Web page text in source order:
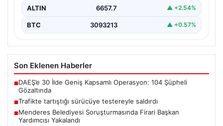
ALTIN 6657.7 ▲ +2.54%
BTC 3093213 ▲ +0.57%
Son Eklenen Haberler
■DAEŞ’e 30 İlde Geniş Kapsamlı Operasyon: 104 Şüpheli
Gözaltında
■Trafikte tartıştığı sürücüye testereyle saldırdı
■Menderes Belediyesi Soruşturmasında Firari Başkan
Yardımcısı Yakalandı